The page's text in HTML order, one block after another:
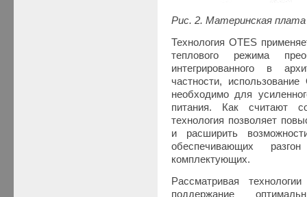
Рис. 2. Материнская плата
Технология OTES
теплового режима
интегрированного в
частности,
необходимо для
питания. Как считают
технология позволяет
и расширить
обеспечивающих
комплектующих.
Рассматривая
поддержание